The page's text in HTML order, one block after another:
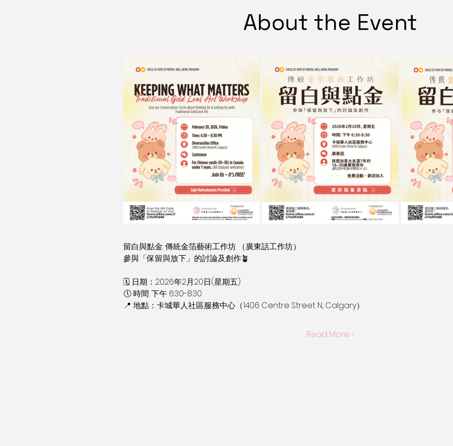
About the Event
留白與點金: 傳統金箔藝術工作坊 （廣東話工作坊）
參與「保留與放下」的討論及創作🪴
🗓 日期：2026年2月20日(星期五)
🕔 時間: 下午 6:30-8:30
📍 地點：卡城華人社區服務中心（1406 Centre Street N, Calgary）
Read More >